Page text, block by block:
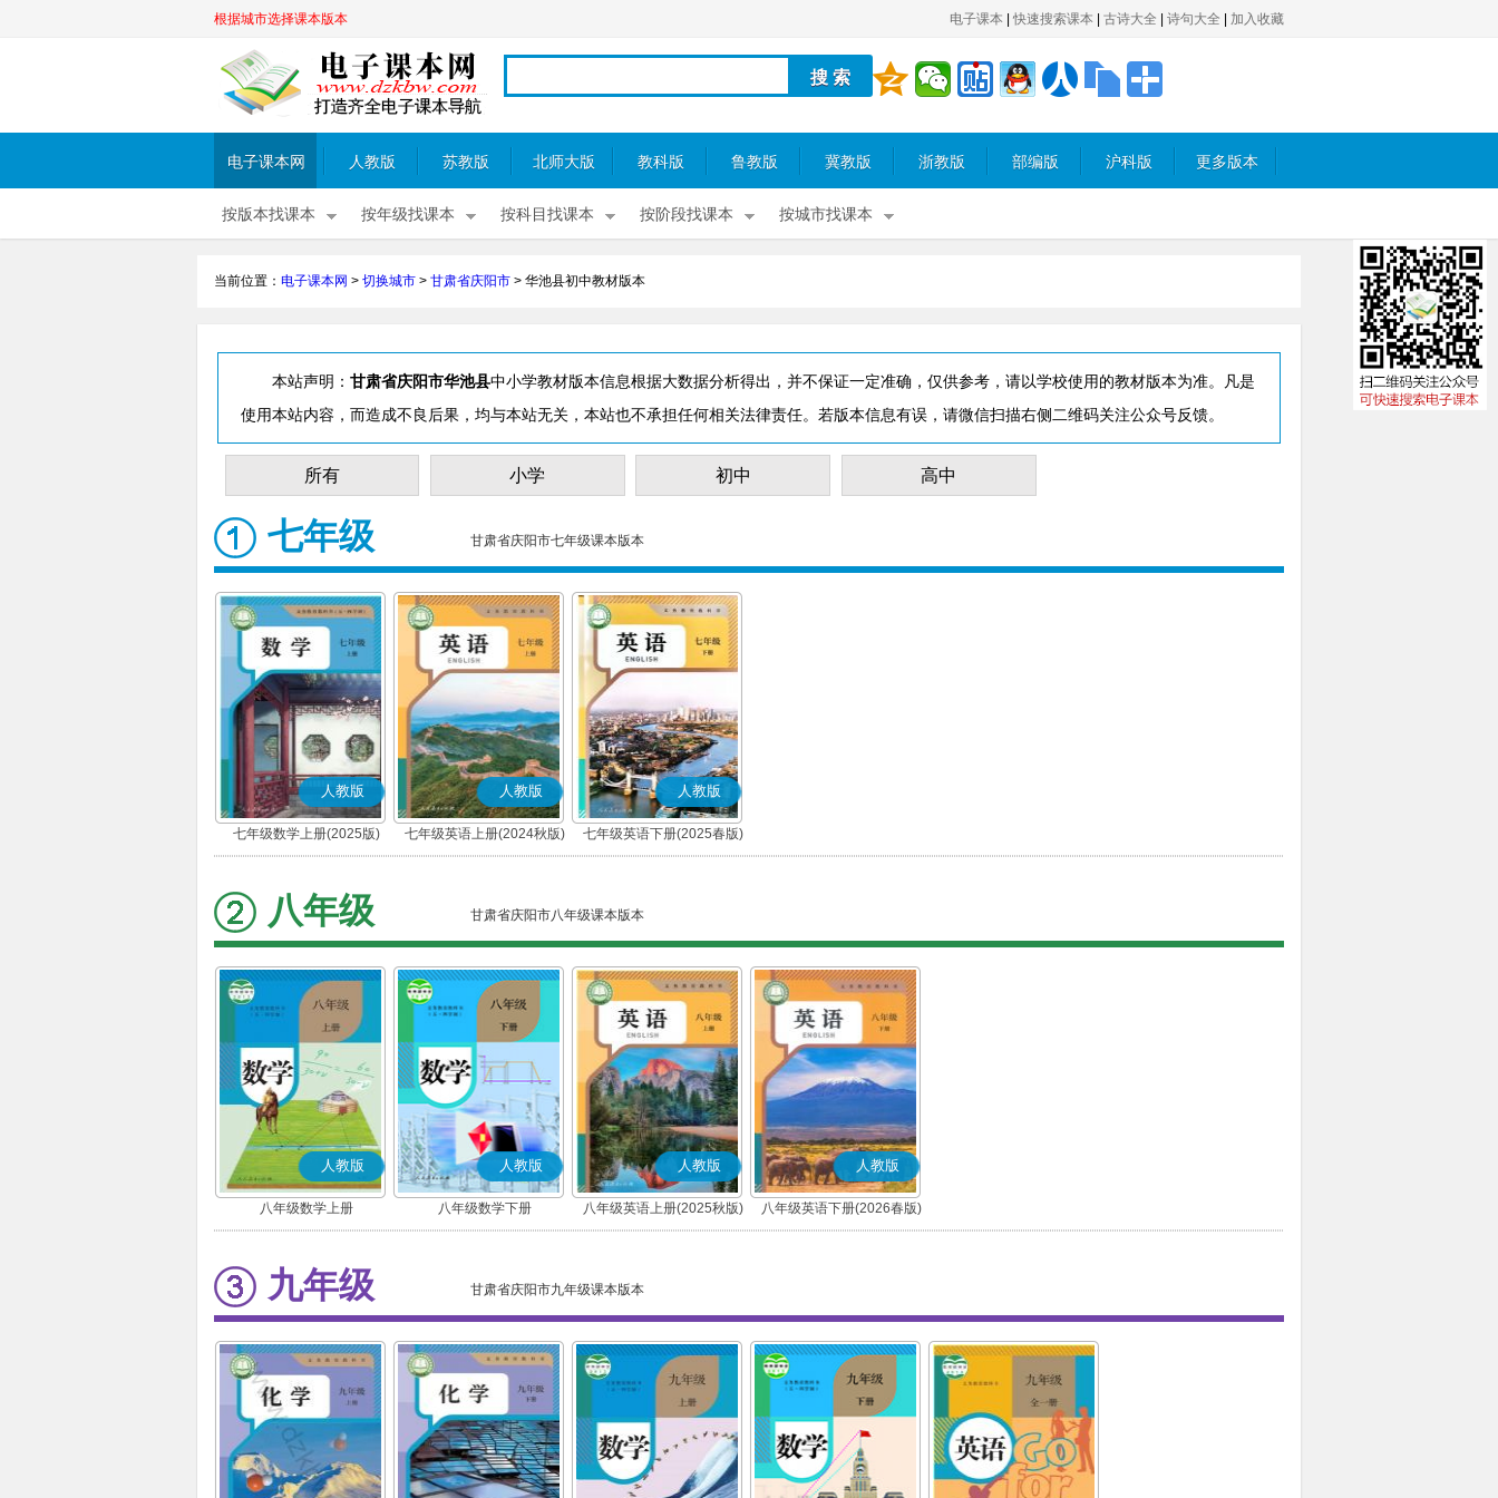
根据城市选择课本版本 电子课本 快速搜索课本 古诗大全 诗句大全 加入收藏
电子课本网 人教版 苏教版 北师大版 教科版 鲁教版 冀教版 浙教版 部编版 沪科版 更多版本
按版本找课本 按年级找课本 按科目找课本 按阶段找课本 按城市找课本
当前位置： 电子课本网 > 切换城市 > 甘肃省庆阳市 > 华池县初中教材版本
本站声明： 甘肃省庆阳市华池县中小学教材版本信息根据大数据分析得出，并不保证一定准确，仅供参考，请以学校使用的教材版本为准。凡是
使用本站内容，而造成不良后果，均与本站无关，本站也不承担任何相关法律责任。若版本信息有误，请微信扫描右侧二维码关注公众号反馈。
所有 小学 初中 高中
七年级 甘肃省庆阳市七年级课本版本
人教版
七年级数学上册(2025版)
人教版
七年级英语上册(2024秋版)
人教版
七年级英语下册(2025春版)
八年级 甘肃省庆阳市八年级课本版本
人教版
八年级数学上册
人教版
八年级数学下册
人教版
八年级英语上册(2025秋版)
人教版
八年级英语下册(2026春版)
九年级 甘肃省庆阳市九年级课本版本